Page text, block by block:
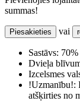
summas!
Piesakieties vai
Sastāvs:
Dvieļa
Izcelsmes
!Uzmanību!:
atšķirties no